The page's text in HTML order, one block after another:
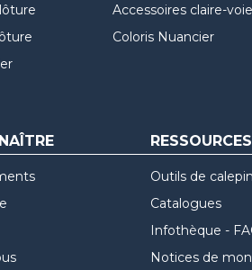
Accessoires claire-voie
Coloris Nuancier
RESSOURCES
Outils de
Catalogues
Infothèque -
Notices de